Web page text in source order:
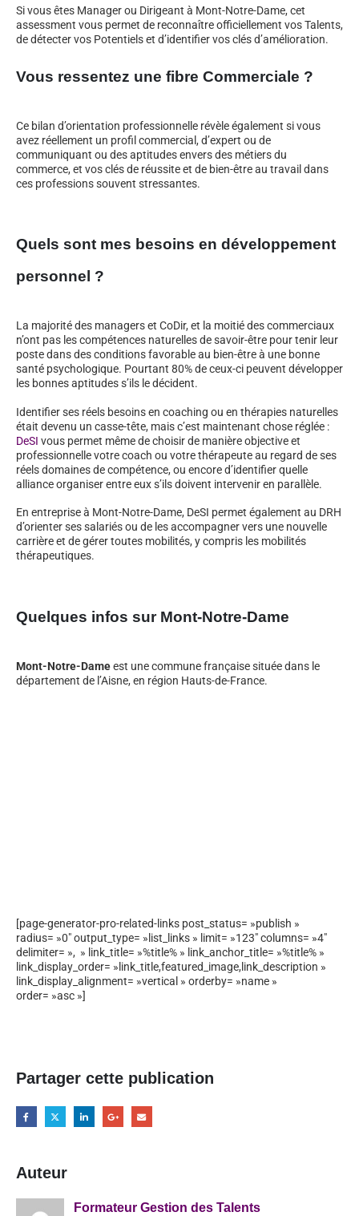
Si vous êtes Manager ou Dirigeant à Mont-Notre-Dame, cet
assessment vous permet de reconnaître officiellement vos Talents,
de détecter vos Potentiels et d’identifier vos clés d’amélioration.
Vous ressentez une fibre Commerciale ?
Ce bilan d’orientation professionnelle révèle également si vous
avez réellement un profil commercial, d’expert ou de
communiquant ou des aptitudes envers des métiers du
commerce, et vos clés de réussite et de bien-être au travail dans
ces professions souvent stressantes.
Quels sont mes besoins en développement
personnel ?
La majorité des managers et CoDir, et la moitié des commerciaux
n’ont pas les compétences naturelles de savoir-être pour tenir leur
poste dans des conditions favorable au bien-être à une bonne
santé psychologique. Pourtant 80% de ceux-ci peuvent développer
les bonnes aptitudes s’ils le décident.
Identifier ses réels besoins en coaching ou en thérapies naturelles
était devenu un casse-tête, mais c’est maintenant chose réglée :
DeSI vous permet même de choisir de manière objective et
professionnelle votre coach ou votre thérapeute au regard de ses
réels domaines de compétence, ou encore d’identifier quelle
alliance organiser entre eux s’ils doivent intervenir en parallèle.
En entreprise à Mont-Notre-Dame, DeSI permet également au DRH
d’orienter ses salariés ou de les accompagner vers une nouvelle
carrière et de gérer toutes mobilités, y compris les mobilités
thérapeutiques.
Quelques infos sur Mont-Notre-Dame
Mont-Notre-Dameest une commune française située dans le
département de l’Aisne, en région Hauts-de-France.
[page-generator-pro-related-links post_status= »publish »
radius= »0″ output_type= »list_links » limit= »123″ columns= »4″
delimiter= », » link_title= »%title% » link_anchor_title= »%title% »
link_display_order= »link_title,featured_image,link_description »
link_display_alignment= »vertical » orderby= »name »
order= »asc »]
Partager cette publication
Auteur
Formateur Gestion des Talents